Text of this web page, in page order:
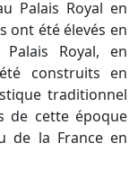
Palais Royal en
ont été élevés en
Royal, en
construits en
traditionnel
de cette époque
de la France en